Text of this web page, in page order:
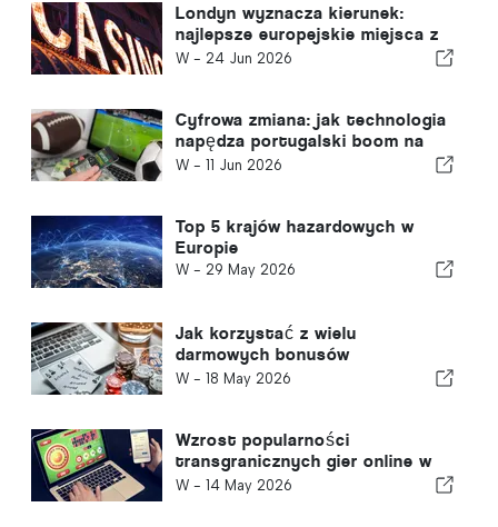
Londyn wyznacza kierunek:
najlepsze europejskie miejsca z
kasynami dla brytyjskich
W - 24 Jun 2026
Cyfrowa zmiana: jak technologia
napędza portugalski boom na
zakłady sportowe online
W - 11 Jun 2026
Top 5 krajów hazardowych w
Europie
W - 29 May 2026
Jak korzystać z wielu
darmowych bonusów
gotówkowych bez otrzymania
W - 18 May 2026
Wzrost popularności
transgranicznych gier online w
Europie - i co to oznacza dla
W - 14 May 2026